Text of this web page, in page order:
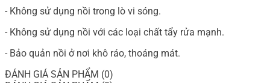
- Không sử dụng nồi trong lò vi sóng.
- Không sử dụng nồi với các loại chất tẩy rửa mạnh.
- Bảo quản nồi ở nơi khô ráo, thoáng mát.
ĐÁNH GIÁ SẢN PHẨM (0)